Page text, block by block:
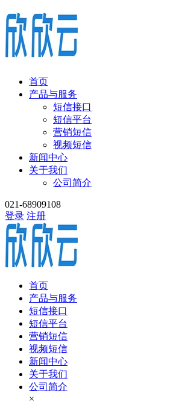
首页
产品与服务
短信接口
短信平台
营销短信
视频短信
新闻中心
关于我们
公司简介
021-68909108
登录 注册
首页
产品与服务
短信接口
短信平台
营销短信
视频短信
新闻中心
关于我们
公司简介
×